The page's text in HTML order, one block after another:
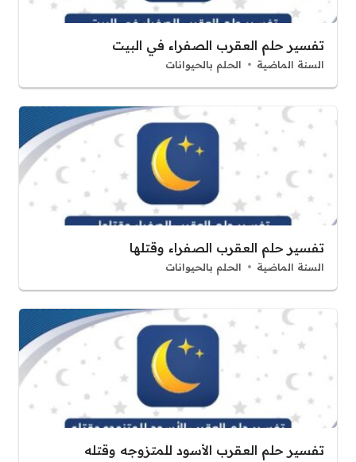
تفسير حلم العقرب الصفراء في البيت
السنة الماضية الحلم بالحيوانات
تفسير حلم العقرب الصفراء وقتلها
السنة الماضية الحلم بالحيوانات
تفسير حلم العقرب الأسود للمتزوجه وقتله